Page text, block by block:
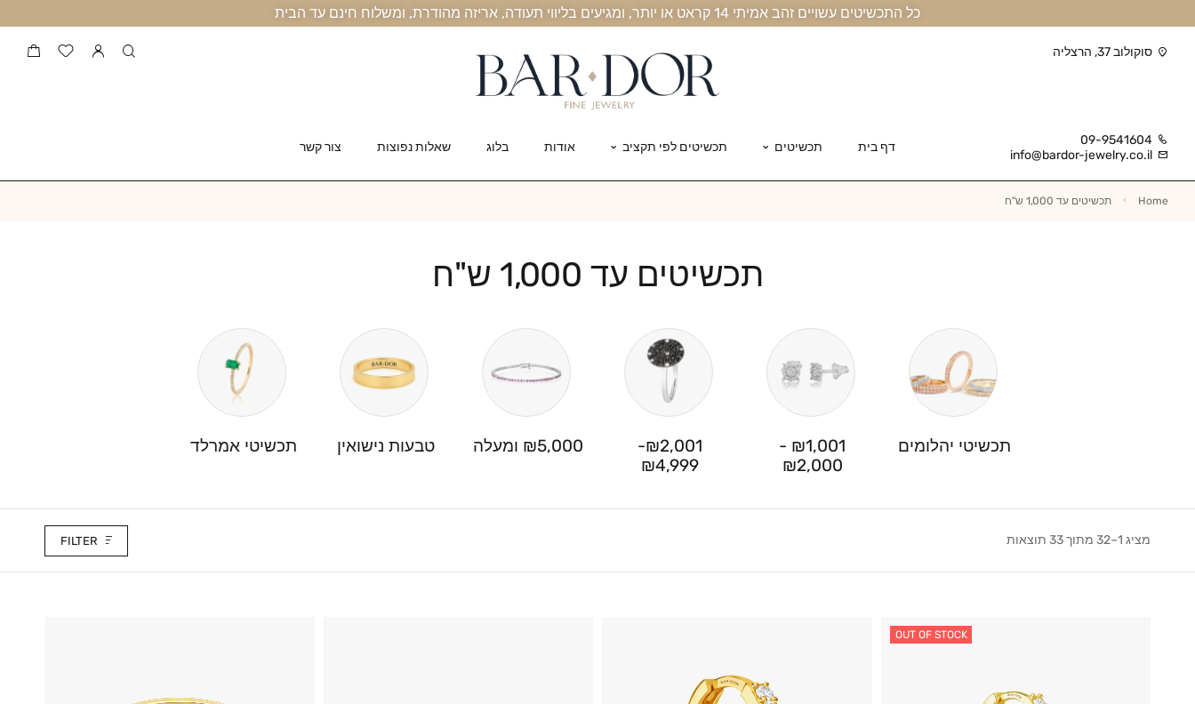
כל התכשיטים עשויים זהב אמיתי 14 קראט או יותר, ומגיעים בליווי תעודה, אריזה מהודרת, ומשלוח חינם עד הבית
סוקולוב 37, הרצליה
09-9541604
info@bardor-jewelry.co.il
דף בית תכשיטים תכשיטים לפי תקציב אודות בלוג שאלות נפוצות צור קשר
Home תכשיטים עד 1,000 ש"ח
תכשיטים עד 1,000 ש"ח
תכשיטי יהלומים
₪1,001 -
₪2,000
₪2,001-
₪4,999
₪5,000 ומעלה טבעות נישואין תכשיטי אמרלד
מציג 1–32 מתוך 33 תוצאות FILTER
OUT OF STOCK